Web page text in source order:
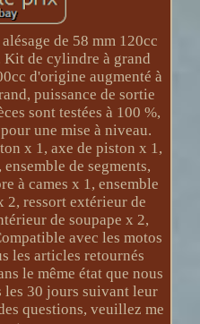
de 58 mm 120cc
Kit de cylindre à grand
d'origine augmenté à
puissance de sortie
sont testées à 100 %,
une mise à niveau.
x 1, axe de piston x 1,
de segments,
à cames x 1, ensemble
2, ressort extérieur de
de soupape x 2,
avec les motos
les articles retournés
le même état que nous
les 30 jours suivant leur
questions, veuillez me